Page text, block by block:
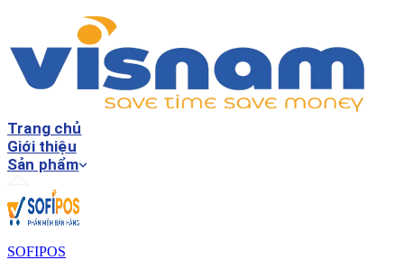
Trang chủ
Giới thiệu
Sản phẩm
SOFIPOS